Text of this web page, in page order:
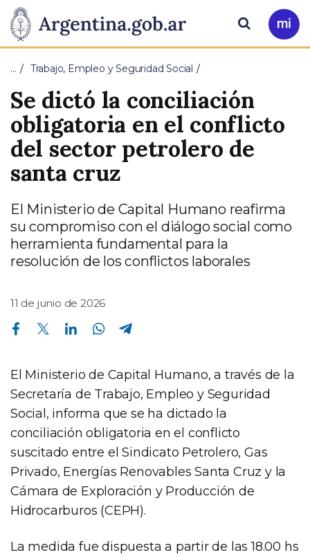
Presidencia
de
la
Nación
Pasar al contenido principal
Ir
a
Buscar
… Trabajo, Empleo y Seguridad Social
Se dictó la conciliación
obligatoria en el conflicto
del sector petrolero de
santa cruz
El Ministerio de Capital Humano reafirma
su compromiso con el diálogo social como
herramienta fundamental para la
resolución de los conflictos laborales
11 de junio de 2026
Compartir en Facebook Compartir en Twitter Compartir en Linkedin Compartir en Whatsapp
El Ministerio de Capital Humano, a través de la
Secretaría de Trabajo, Empleo y Seguridad
Social, informa que se ha dictado la
conciliación obligatoria en el conflicto
suscitado entre el Sindicato Petrolero, Gas
Privado, Energías Renovables Santa Cruz y la
Cámara de Exploración y Producción de
Hidrocarburos (CEPH).
La medida fue dispuesta a partir de las 18.00 hs